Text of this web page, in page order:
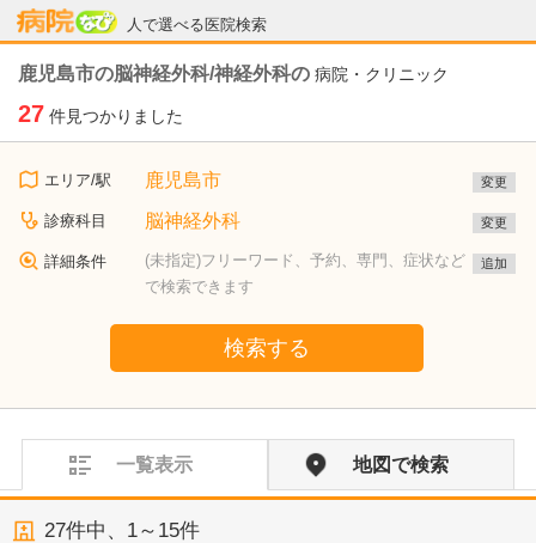
人で選べる医院検索
病院なび
鹿児島市の脳神経外科/神経外科の 病院・クリニック
27 件見つかりました
エリア/駅 鹿児島市 変更
診療科目 脳神経外科 変更
詳細条件
(未指定)フリーワード、予約、専門、症状など
で検索できます
追加
検索する
一覧表示 地図で検索
27件中、 1～15件